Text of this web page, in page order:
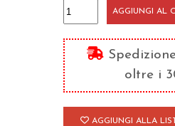
Sposi
amanti
quantità
AGGIUNGI AL
oltre i
AGGIUNGI ALLA